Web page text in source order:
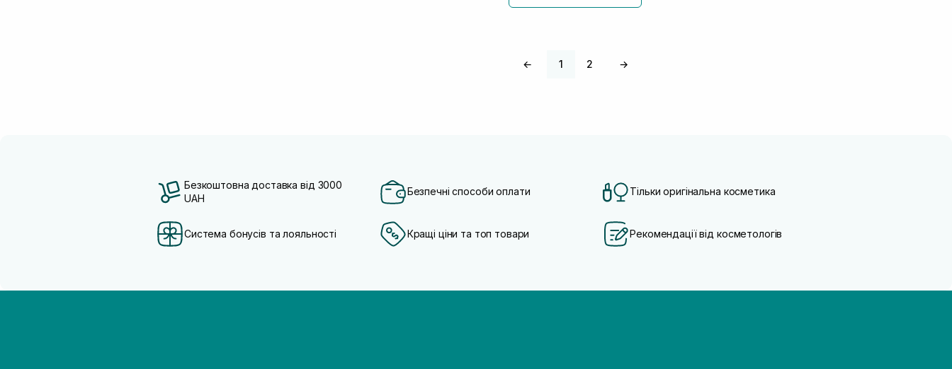
← 1 2 →
Безкоштовна доставка від 3000
UAH
Безпечні способи оплати Тільки оригінальна косметика
Система бонусів та лояльності Кращі ціни та топ товари Рекомендації від косметологів